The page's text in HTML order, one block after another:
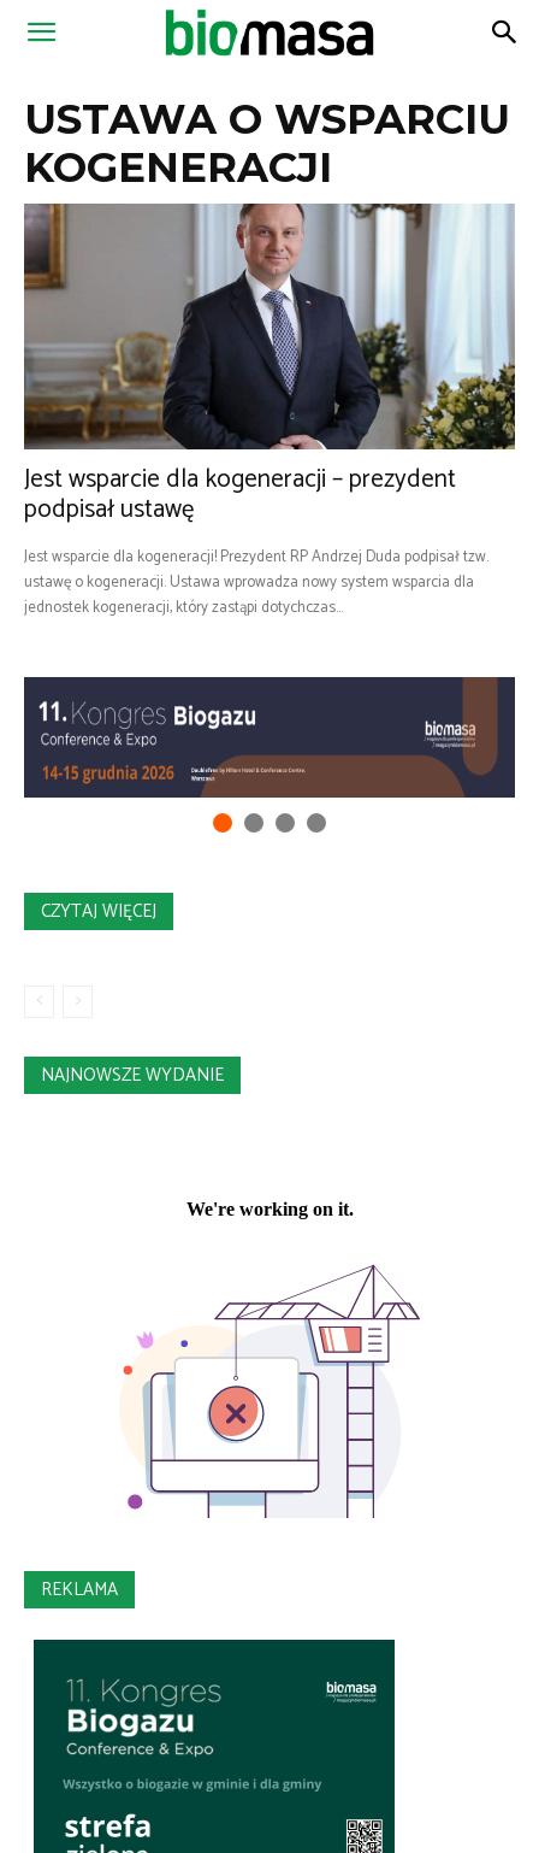
Magazyn
USTAWA O WSPARCIU
KOGENERACJI
Jest wsparcie dla kogeneracji – prezydent
podpisał ustawę
Jest wsparcie dla kogeneracji! Prezydent RP Andrzej Duda podpisał tzw.
ustawę o kogeneracji. Ustawa wprowadza nowy system wsparcia dla
jednostek kogeneracji, który zastąpi dotychczas...
CZYTAJ WIĘCEJ
NAJNOWSZE WYDANIE
REKLAMA